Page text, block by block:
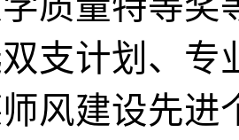
支计划、专
风建设先进